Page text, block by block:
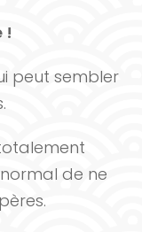
!
peut sembler
de ne